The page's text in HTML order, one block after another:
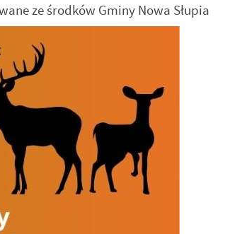
ze środków Gminy Nowa Słupia